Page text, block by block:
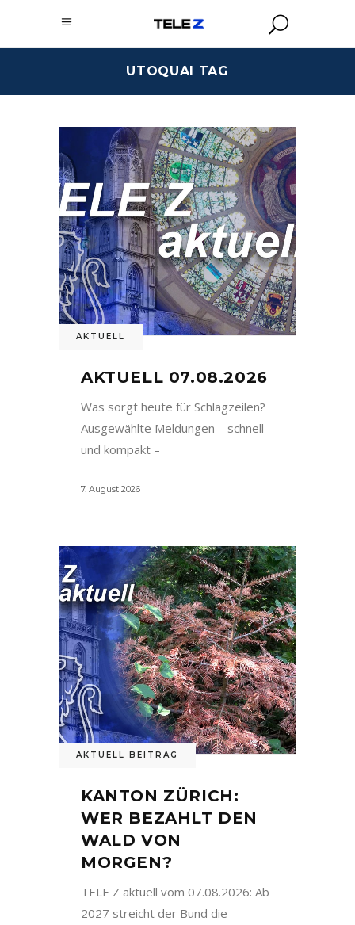
UTOQUAI TAG
AKTUELL
AKTUELL 07.08.2026
Was sorgt heute für Schlagzeilen?
Ausgewählte Meldungen – schnell
und kompakt –
7. August 2026
AKTUELL BEITRAG
KANTON ZÜRICH:
WER BEZAHLT DEN
WALD VON
MORGEN?
TELE Z aktuell vom 07.08.2026: Ab
2027 streicht der Bund die